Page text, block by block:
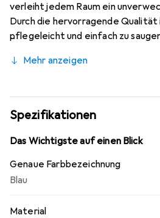
verleiht jedem Raum ein
Durch die hervorragende
pflegeleicht und einfach zu
hinterlässt keine Fusseln oder
Mehr anzeigen
Spezifikationen
Das Wichtigste auf einen Blick
Genaue Farbbezeichnung
Blau
Material